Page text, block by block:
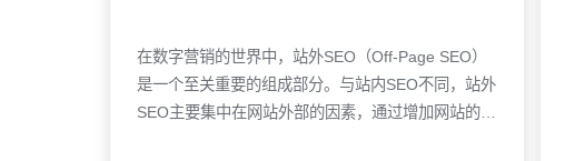
质量，减少不
在数字营销的世界中，站外SEO（Off-Page SEO）
是一个至关重要的组成部分。与站内SEO不同，站外
SEO主要集中在网站外部的因素，通过增加网站的可